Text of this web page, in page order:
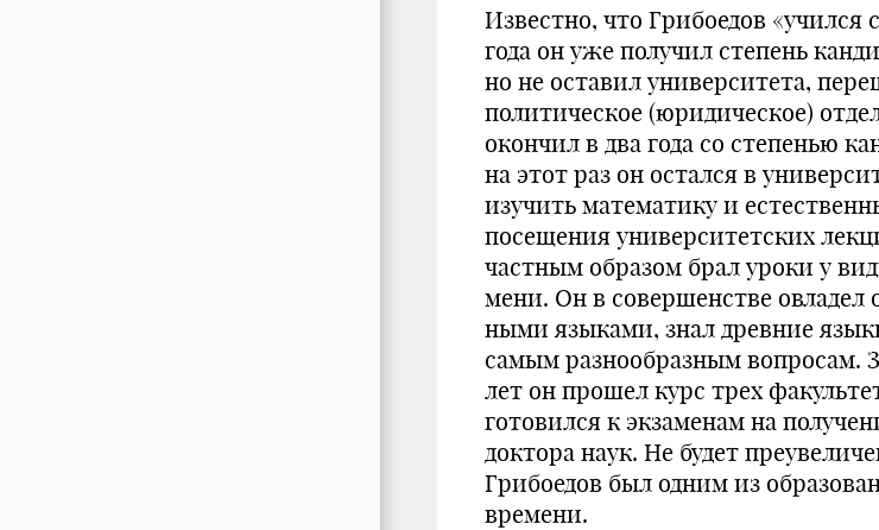
Известно, что Грибоедов «учился
года он уже получил степень
но не оставил университета,
политическое (юридическое)
окончил в два года со степенью
на этот раз он остался в
изучить математику и
посещения университетских
частным образом брал уроки у
мени. Он в совершенстве
ными языками, знал древние
самым разнообразным вопросам.
лет он прошел курс трех
готовился к экзаменам на
доктора наук. Не будет
Грибоедов был одним из
времени.